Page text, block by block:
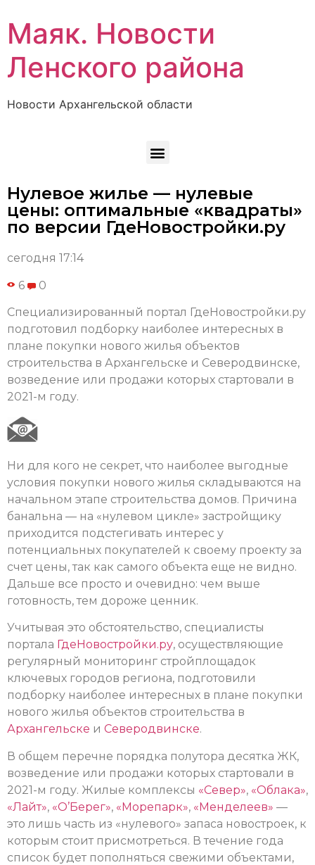
Маяк. Новости
Ленского района
Новости Архангельской области
Нулевое жилье — нулевые
цены: оптимальные «квадраты»
по версии ГдеНовостройки.ру
сегодня 17:14
6 0
Специализированный портал ГдеНовостройки.ру
подготовил подборку наиболее интересных в
плане покупки нового жилья объектов
строительства в Архангельске и Северодвинске,
возведение или продажи которых стартовали в
2021-м году.
Ни для кого не секрет, что наиболее выгодные
условия покупки нового жилья складываются на
начальном этапе строительства домов. Причина
банальна — на «нулевом цикле» застройщику
приходится подстегивать интерес у
потенциальных покупателей к своему проекту за
счет цены, так как самого объекта еще не видно.
Дальше все просто и очевидно: чем выше
готовность, тем дороже ценник.
Учитывая это обстоятельство, специалисты
портала ГдеНовостройки.ру, осуществляющие
регулярный мониторинг стройплощадок
ключевых городов региона, подготовили
подборку наиболее интересных в плане покупки
нового жилья объектов строительства в
Архангельске и Северодвинске.
В общем перечне порядка полутора десятка ЖК,
возведение или продажи которых стартовали в
2021-м году. Жилые комплексы «Север», «Облака»,
«Лайт», «О’Берег», «Морепарк», «Менделеев» —
это лишь часть из «нулевого» запаса новостроек, к
которым стоит присмотреться. В течение года
список будет пополняться свежими объектами,